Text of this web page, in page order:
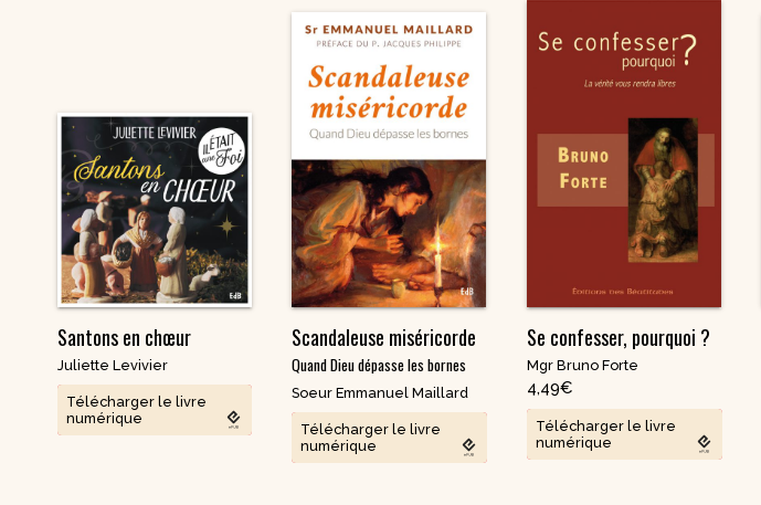
Santons en chœur
Juliette Levivier
Télécharger le livre
numérique
Scandaleuse miséricorde
Quand Dieu dépasse les bornes
Soeur Emmanuel Maillard
Télécharger le livre
numérique
Se confesser, pourquoi ?
Mgr Bruno Forte
4,49€
Télécharger le livre
numérique